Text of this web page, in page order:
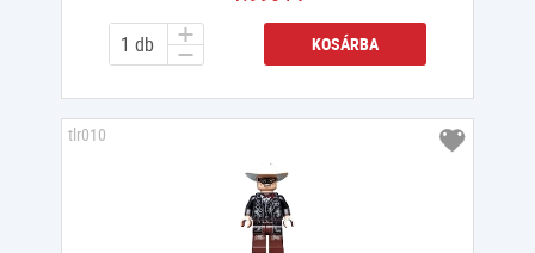
KOSÁRBA
tlr010